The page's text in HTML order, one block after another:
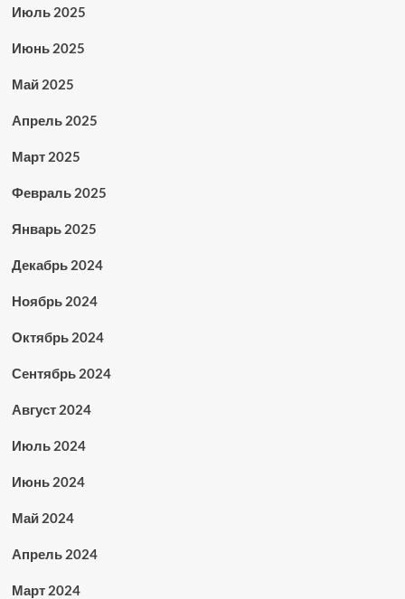
Июль 2025
Июнь 2025
Май 2025
Апрель 2025
Март 2025
Февраль 2025
Январь 2025
Декабрь 2024
Ноябрь 2024
Октябрь 2024
Сентябрь 2024
Август 2024
Июль 2024
Июнь 2024
Май 2024
Апрель 2024
Март 2024